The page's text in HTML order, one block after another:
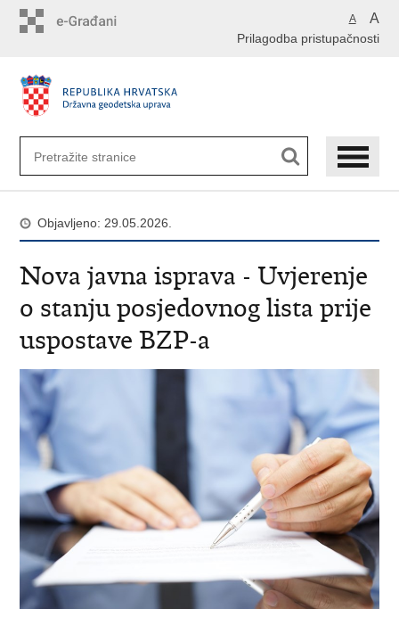
A A
Prilagodba pristupačnosti
Objavljeno: 29.05.2026.
Nova javna isprava - Uvjerenje
o stanju posjedovnog lista prije
uspostave BZP-a